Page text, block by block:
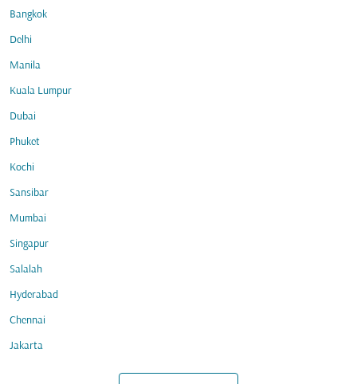
Bangkok
Delhi
Manila
Kuala Lumpur
Dubai
Phuket
Kochi
Sansibar
Mumbai
Singapur
Salalah
Hyderabad
Chennai
Jakarta